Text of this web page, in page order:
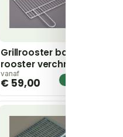
Grillrooster barbecue
rooster verchroomd
40x35cm
vanaf
€ 59,00